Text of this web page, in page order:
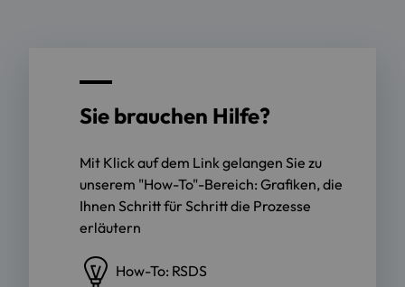
Sie brauchen Hilfe?
Mit Klick auf dem Link gelangen Sie zu
unserem "How-To"-Bereich: Grafiken, die
Ihnen Schritt für Schritt die Prozesse
erläutern
How-To: RSDS